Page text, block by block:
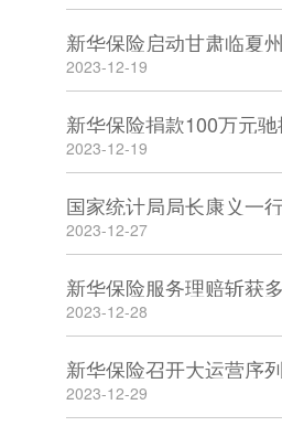
新华保险启动甘肃临夏
2023-12-19
新华保险捐款100万元
2023-12-19
2023-12-27
新华保险服务理赔斩获
2023-12-28
新华保险召开大运营序
2023-12-29